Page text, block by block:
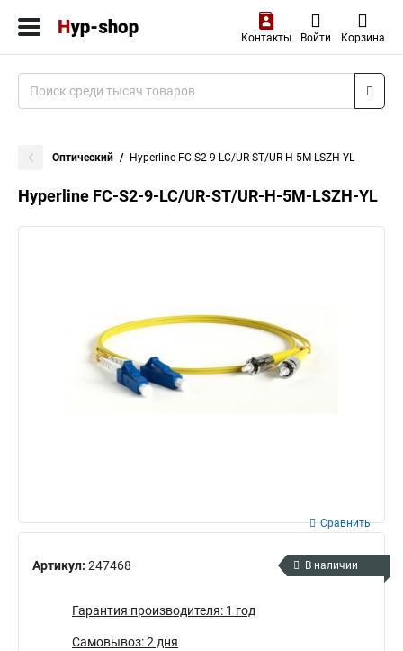
Контакты Войти Корзина
Оптический Hyperline FC-S2-9-LC/UR-ST/UR-H-5M-LSZH-YL
Hyperline FC-S2-9-LC/UR-ST/UR-H-5M-LSZH-YL
Артикул: 247468
Сравнить
В наличии
Гарантия производителя: 1 год
Самовывоз: 2 дня